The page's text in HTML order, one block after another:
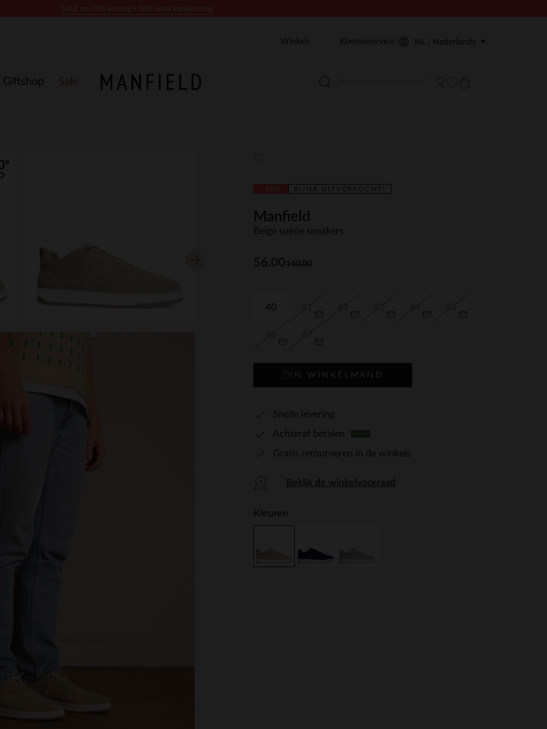
Giftshop Sale
Winkels Klantenservice NL | Nederlands
BIJNA UITVERKOCHT!
Manfield
Beige suède sneakers
140.00
56.00
40
IN WINKELMAND
Snelle levering
Achteraf betalen
Gratis retourneren in de winkels
Bekijk de winkelvoorraad
Kleuren